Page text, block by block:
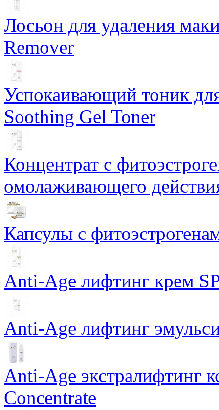
Лосьон для удаления
Remover
Успокаивающий тоник
Soothing Gel Toner
Концентрат с
омолаживающего
Капсулы с
Anti-Age лифтинг крем
Anti-Age лифтинг
Anti-Age экстралифтинг
Concentrate